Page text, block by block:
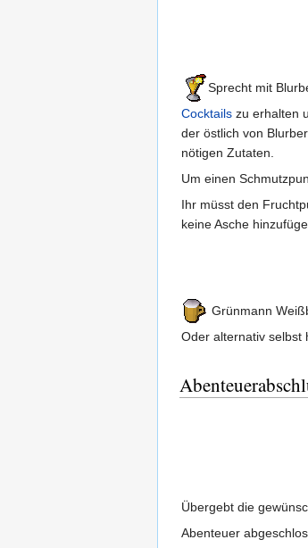
Sprecht mit
Cocktails zu erhalten
der östlich von
nötigen Zutaten.
Um einen
Ihr müsst den
keine Asche
Grünmann
Oder alternativ selbst
Übergebt die
Abenteuer